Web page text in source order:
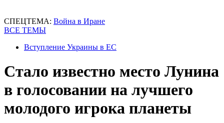
СПЕЦТЕМА: Война в Иране
ВСЕ ТЕМЫ
Вступление Украины в ЕС
Стало известно место Лунина
в голосовании на лучшего
молодого игрока планеты